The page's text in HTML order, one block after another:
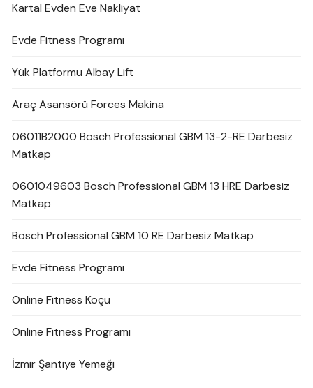
Kartal Evden Eve Nakliyat
Evde Fitness Programı
Yük Platformu Albay Lift
Araç Asansörü Forces Makina
06011B2000 Bosch Professional GBM 13-2-RE Darbesiz
Matkap
0601049603 Bosch Professional GBM 13 HRE Darbesiz
Matkap
Bosch Professional GBM 10 RE Darbesiz Matkap
Evde Fitness Programı
Online Fitness Koçu
Online Fitness Programı
İzmir Şantiye Yemeği